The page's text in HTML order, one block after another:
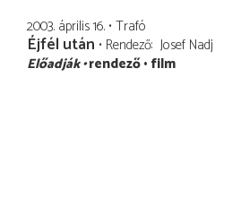
2003. április 16. Trafó
Éjfél után Rendező Josef Nadj
Előadják rendező film